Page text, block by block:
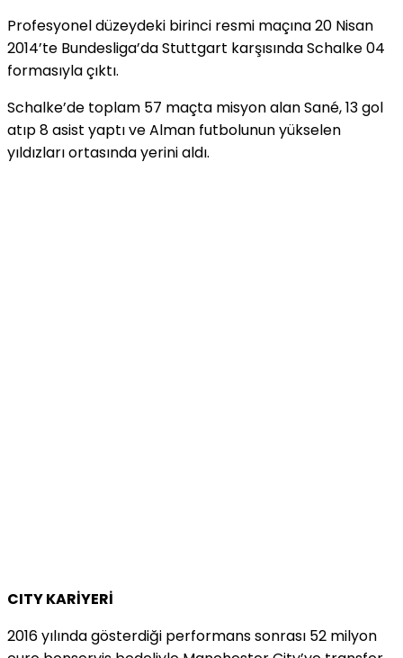
Profesyonel düzeydeki birinci resmi maçına 20 Nisan
2014’te Bundesliga’da Stuttgart karşısında Schalke 04
formasıyla çıktı.
Schalke’de toplam 57 maçta misyon alan Sané, 13 gol
atıp 8 asist yaptı ve Alman futbolunun yükselen
yıldızları ortasında yerini aldı.
CITY KARİYERİ
2016 yılında gösterdiği performans sonrası 52 milyon